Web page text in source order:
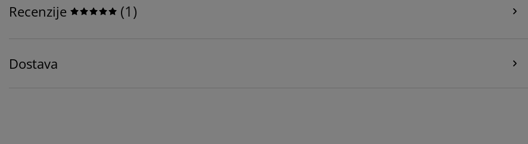
Recenzije (1)
Dostava